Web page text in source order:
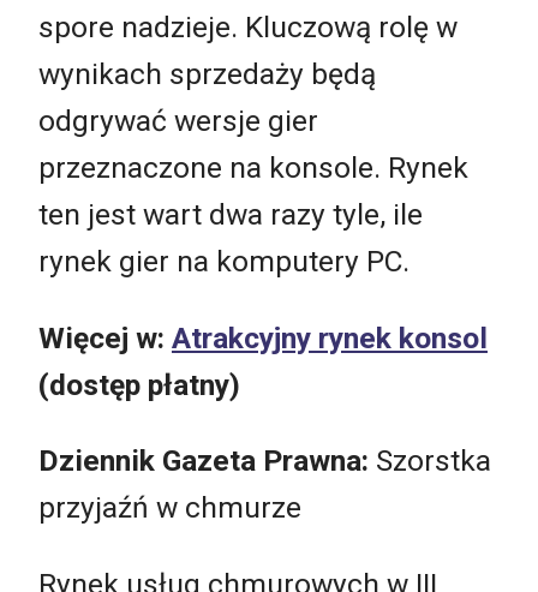
spore nadzieje. Kluczową rolę w
wynikach sprzedaży będą
odgrywać wersje gier
przeznaczone na konsole. Rynek
ten jest wart dwa razy tyle, ile
rynek gier na komputery PC.
Więcej w: Atrakcyjny rynek konsol
(dostęp płatny)
Dziennik Gazeta Prawna: Szorstka
przyjaźń w chmurze
Rynek usług chmurowych w III